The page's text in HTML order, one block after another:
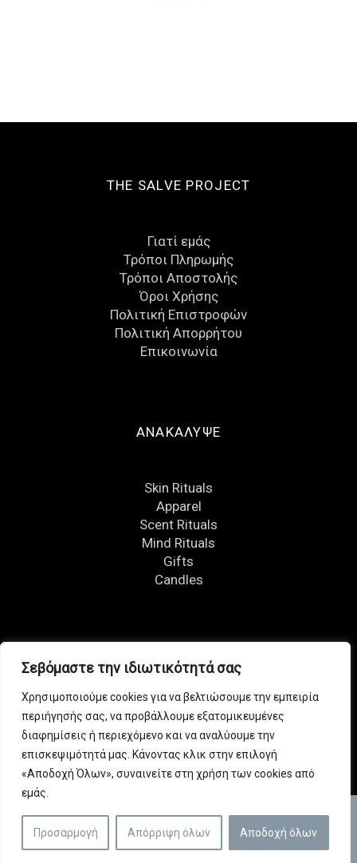
Σεβόμαστε την ιδιωτικότητά σας
Χρησιμοποιούμε cookies για να βελτιώσουμε την εμπειρία
περιήγησής σας, να προβάλλουμε εξατομικευμένες
διαφημίσεις ή περιεχόμενο και να αναλύουμε την
επισκεψιμότητά μας. Κάνοντας κλικ στην επιλογή
«Αποδοχή Όλων», συναινείτε στη χρήση των cookies από
εμάς.
Προσαρμογή Απόρριψη όλων Αποδοχή όλων
THE SALVE PROJECT
Γιατί εμάς
Τρόποι Πληρωμής
Τρόποι Αποστολής
Όροι Χρήσης
Πολιτική Επιστροφών
Πολιτική Απορρήτου
Eπικοινωνία
ΑΝΑΚΑΛΥΨΕ
Skin Rituals
Apparel
Scent Rituals
Mind Rituals
Gifts
Candles
FOLLOW US
4-reasons.gr